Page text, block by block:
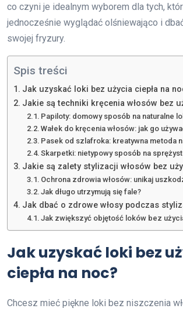
co czyni je idealnym wyborem dla tych,
jednocześnie wyglądać olśniewająco i
swojej fryzury.
Spis treści
Jak uzyskać loki bez użycia ciepła na
Jakie są techniki kręcenia włosów bez
Papiloty: domowy sposób na naturalne
Wałek do kręcenia włosów: jak go
Pasek od szlafroka: kreatywna metoda
Skarpetki: nietypowy sposób na
Jakie są zalety stylizacji włosów bez
Ochrona zdrowia włosów: unikaj
Jak długo utrzymują się fale?
Jak dbać o zdrowe włosy podczas
Jak zwiększyć objętość loków bez
Jak uzyskać loki bez
ciepła na noc?
Chcesz mieć piękne loki bez niszczenia